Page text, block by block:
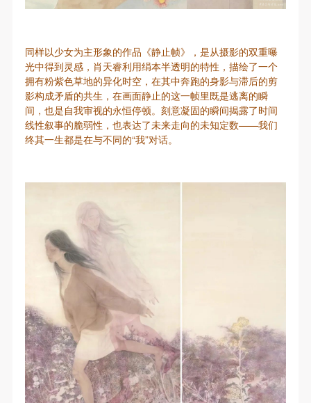
同样以少女为主形象的作品《静止帧》，是从摄影的双重曝
光中得到灵感，肖天睿利用绢本半透明的特性，描绘了一个
拥有粉紫色草地的异化时空，在其中奔跑的身影与滞后的剪
影构成矛盾的共生，在画面静止的这一帧里既是逃离的瞬
间，也是自我审视的永恒停顿。刻意凝固的瞬间揭露了时间
线性叙事的脆弱性，也表达了未来走向的未知定数——我们
终其一生都是在与不同的“我”对话。